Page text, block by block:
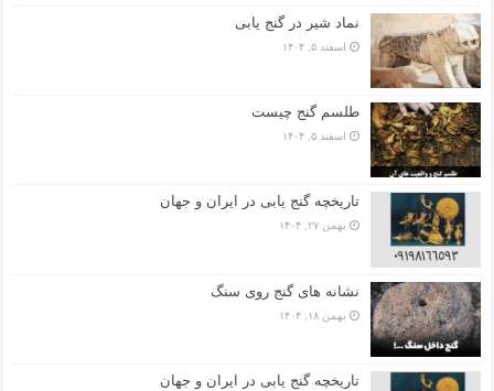
نماد شیر در گنج یابی
اسفند ۵, ۱۴۰۴
طلسم گنج چیست
اسفند ۵, ۱۴۰۴
تاریخچه گنج‌ یابی در ایران و جهان
بهمن ۲۷, ۱۴۰۴
نشانه های گنج روی سنگ
بهمن ۱۸, ۱۴۰۴
تاریخچه گنج‌ یابی در ایران و جهان